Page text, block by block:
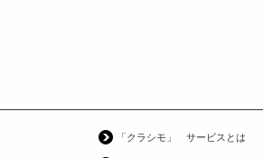
「クラシモ」 サービスとは